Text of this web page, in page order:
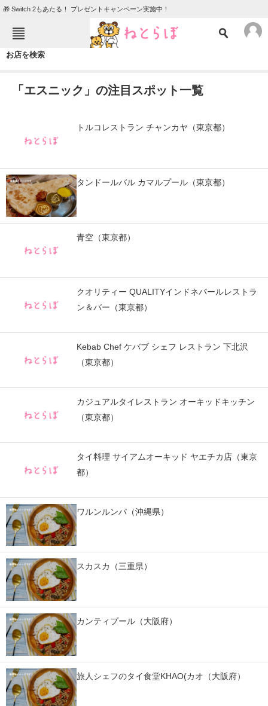
🎁 Switch 2もあたる！ プレゼントキャンペーン実施中！
ねとらぼメニュー
エンタメ クイズ
住まい
会員記事
メディア
注目記事を集めた総合ページ
スマホと通信の最新トレンド
進化するPCとデバイスの未来
ビジネスと働き方のヒント
企業ITのトレンドを詳説
経営リーダーのコミュニティ
マーケ×ITの今がよく分かる
企業向けIT製品の総合サイト
IT製品の技術・比較・事例
製造業のIT導入・活用を支援
モノづくり技術者専門サイト
エレクトロニクス専門サイト
電子設計の基本と応用
エネルギーの専門メディア
建設×テクノロジーの最前線
お店を検索
「エスニック」の注目スポット一覧
トルコレストラン チャンカヤ（東京都）
タンドールバル カマルプール（東京都）
青空（東京都）
クオリティー QUALITYインドネパールレストラ
ン＆バー（東京都）
Kebab Chef ケバブ シェフ レストラン 下北沢
（東京都）
カジュアルタイレストラン オーキッドキッチン
（東京都）
タイ料理 サイアムオーキッド ヤエチカ店（東京
都）
ワルンルンパ（沖縄県）
スカスカ（三重県）
カンティプール（大阪府）
旅人シェフのタイ食堂KHAO(カオ（大阪府）